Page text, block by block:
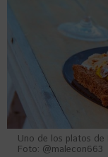
Uno de los platos de
Foto: @malecon663